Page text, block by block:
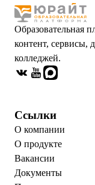
Образовательная
контент, сервисы,
колледжей.
Ссылки
О компании
О продукте
Вакансии
Документы